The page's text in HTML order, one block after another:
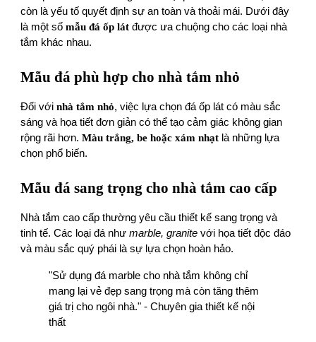
còn là yếu tố quyết định sự an toàn và thoải mái. Dưới đây
là một sốmẫu đá ốp lát được ưa chuộng cho các loại nhà
tắm khác nhau.
Mẫu đá phù hợp cho nhà tắm nhỏ
Đối vớinhà tắm nhỏ, việc lựa chọn đá ốp lát có màu sắc
sáng và họa tiết đơn giản có thể tạo cảm giác không gian
rộng rãi hơn.Màu trắng, be hoặc xám nhạt là những lựa
chọn phổ biến.
Mẫu đá sang trọng cho nhà tắm cao cấp
Nhà tắm cao cấp thường yêu cầu thiết kế sang trọng và
tinh tế. Các loại đá nhưmarble, granite với họa tiết độc đáo
và màu sắc quý phái là sự lựa chọn hoàn hảo.
"Sử dụng đá marble cho nhà tắm không chỉ
mang lại vẻ đẹp sang trọng mà còn tăng thêm
giá trị cho ngôi nhà." - Chuyên gia thiết kế nội
thất